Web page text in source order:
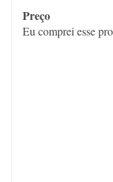
Preço
Eu comprei esse